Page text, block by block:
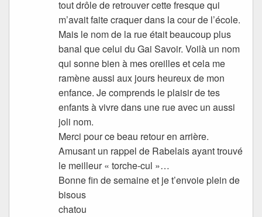
tout drôle de retrouver cette fresque qui
m’avait faite craquer dans la cour de l’école.
Mais le nom de la rue était beaucoup plus
banal que celui du Gai Savoir. Voilà un nom
qui sonne bien à mes oreilles et cela me
ramène aussi aux jours heureux de mon
enfance. Je comprends le plaisir de tes
enfants à vivre dans une rue avec un aussi
joli nom.
Merci pour ce beau retour en arrière.
Amusant un rappel de Rabelais ayant trouvé
le meilleur « torche-cul »…
Bonne fin de semaine et je t’envoie plein de
bisous
chatou